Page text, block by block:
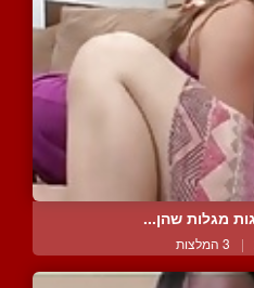
מגלות שהן...
| 3 המלצות